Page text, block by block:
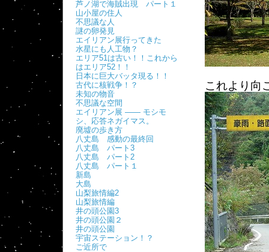
芦ノ湖で海賊出現 パート１
山小屋の住人
不思議な人
謎の卵発見
エイリアン展行ってきた
水星にも人工物？
エリア51は古い！！これから
はエリア52！！
日本に巨大バッタ現る！！
古代に核戦争！？
未知の物音
不思議な空間
エイリアン展 ―― モシモ
シ、応答ネガイマス。
廃墟の歩き方
八丈島 感動の最終回
八丈島 パート3
八丈島 パート2
八丈島 パート１
新島
大島
山梨旅情編2
山梨旅情編
井の頭公園3
井の頭公園２
井の頭公園
宇宙ステーション！？
ご近所で
これより向